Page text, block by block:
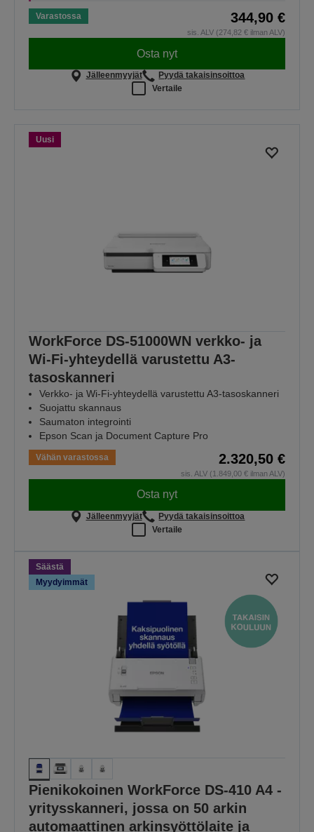
Varastossa 344,90 €
sis. ALV (274,82 € ilman ALV)
Osta nyt
Jälleenmyyjät
Pyydä takaisinsoittoa
Vertaile
Uusi
WorkForce DS-51000WN verkko- ja
Wi-Fi-yhteydellä varustettu A3-
tasoskanneri
Verkko- ja Wi-Fi-yhteydellä varustettu A3-tasoskanneri
Suojattu skannaus
Saumaton integrointi
Epson Scan ja Document Capture Pro
Vähän varastossa 2.320,50 €
sis. ALV (1.849,00 € ilman ALV)
Osta nyt
Jälleenmyyjät
Pyydä takaisinsoittoa
Vertaile
Säästä
Myydyimmät
Pienikokoinen WorkForce DS-410 A4 -
yritysskanneri, jossa on 50 arkin
automaattinen arkinsyöttölaite ja